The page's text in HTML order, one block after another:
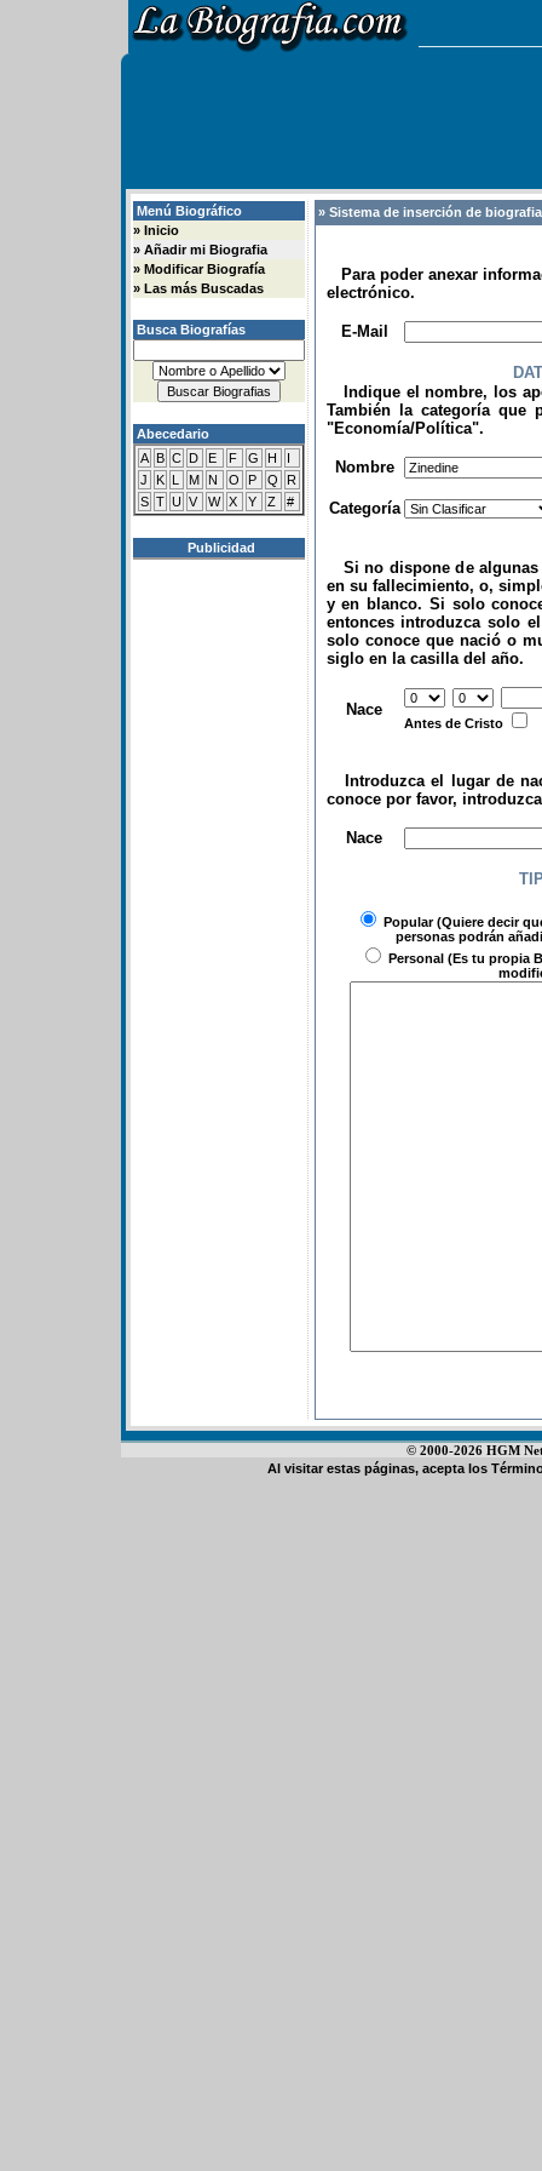
Menú Biográfico
» Inicio
» Añadir mi Biografia
» Modificar Biografía
» Las más Buscadas
Busca Biografías
Abecedario
A B C D E F G H
I
J
K L M N O P Q
R
S T U V W X Y Z #
Publicidad
» Sistema de inserción de
Para poder anexar
electrónico.
E-Mail
Indique el nombre, los
También la categoría que
"Economía/Política".
Nombre
Categoría
Si no dispone de algunas
en su fallecimiento, o,
y en blanco. Si solo
entonces introduzca solo
solo conoce que nació o
siglo en la casilla del año.
Nace
Antes de Cristo
Introduzca el lugar de
conoce por favor,
Nace
Popular(Quiere decir
personas podrán
Personal (Es tu propia
© 2000-2026 HGM
Al visitar estas páginas, acepta los